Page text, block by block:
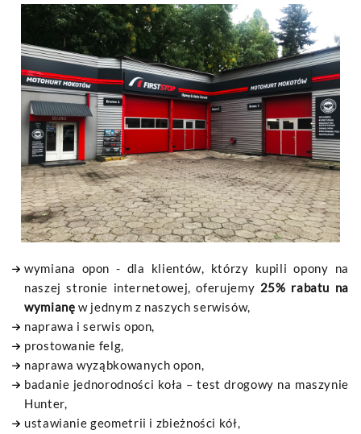
wymiana opon - dla klientów, którzy kupili opony na
naszej stronie internetowej, oferujemy 25% rabatu na
wymianę w jednym z naszych serwisów,
naprawa i serwis opon,
prostowanie felg,
naprawa wyząbkowanych opon,
badanie jednorodności koła – test drogowy na maszynie
Hunter,
ustawianie geometrii i zbieżności kół,